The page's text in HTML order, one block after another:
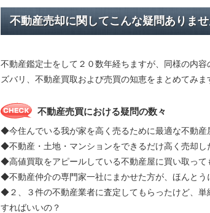
不動産売却に関してこんな疑問ありま
不動産鑑定士をして２０数年経ちますが、同様の内容
ズバリ、不動産買取および売買の知恵をまとめてみま
不動産売買における疑問の数々
◆今住んでいる我が家を高く売るために最適な不動産
◆不動産・土地・マンションをできるだけ高く売却し
◆高値買取をアピールしている不動産屋に買い取って
◆不動産仲介の専門家一社にまかせた方が、ほんと
◆２、３件の不動産業者に査定してもらったけど、
すればいいの？